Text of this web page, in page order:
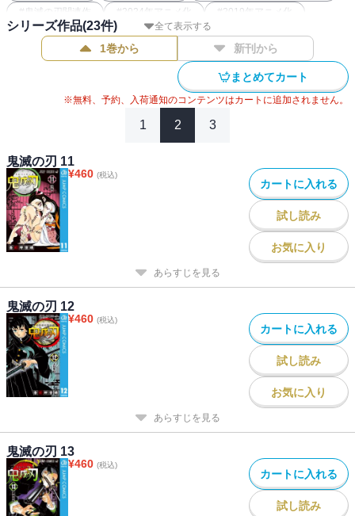
# 鬼滅の刃関連作 #2024年アニメ化 #2019年アニメ化
#ダークファンタジー漫画 #2023年アニメ化
大正浪漫コミック #鬼コミック
2020年映画化
全て表示する
シリーズ作品(23件)
1巻から 新刊から
まとめてカート
※無料、予約、入荷通知のコンテンツはカートに追加されません。
1 2 3
鬼滅の刃 11
¥460 (税込)
カートに入れる
試し読み
お気に入り
あらすじを見る
鬼滅の刃 12
¥460 (税込)
カートに入れる
試し読み
お気に入り
あらすじを見る
鬼滅の刃 13
¥460 (税込)
カートに入れる
試し読み